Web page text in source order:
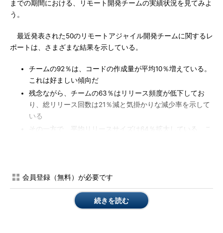
までの期間における、リモート開発チームの実績状況を見てみよ
う。
最近発表された50のリモートアジャイル開発チームに関するレ
ポートは、さまざまな結果を示している。
チームの92％は、コードの作成量が平均10％増えている。
これは好ましい傾向だ
残念ながら、チームの63％はリリース頻度が低下してお
り、総リリース回数は21％減と気掛かりな減少率を示して
いる
その一方で、平均リリースサイズは64％拡大している。こ
このように、新型コロナウイルス感染症（COVID-19）の世界
に行われて非常に活発だった。今では、より大規模なリリースが
より低頻度で行われ、リスクが高くなっている。リモート化した
会員登録（無料）が必要です
続きを読む